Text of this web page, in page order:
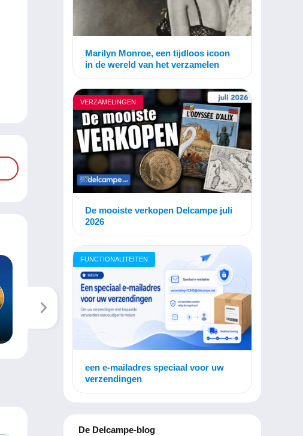
Marilyn Monroe, een tijdloos icoon
in de wereld van het verzamelen
VERZAMELINGEN
De mooiste verkopen Delcampe juli
2026
FUNCTIONALITEITEN
een e-mailadres speciaal voor uw
verzendingen
De Delcampe-blog